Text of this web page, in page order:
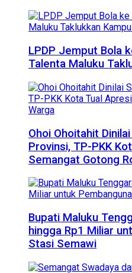
LPDP Jemput Bola
Talenta Maluku
Ohoi Ohoitahit
Provinsi, TP-PKK
Semangat Gotong
Bupati Maluku
hingga Rp1 Miliar
Stasi Semawi